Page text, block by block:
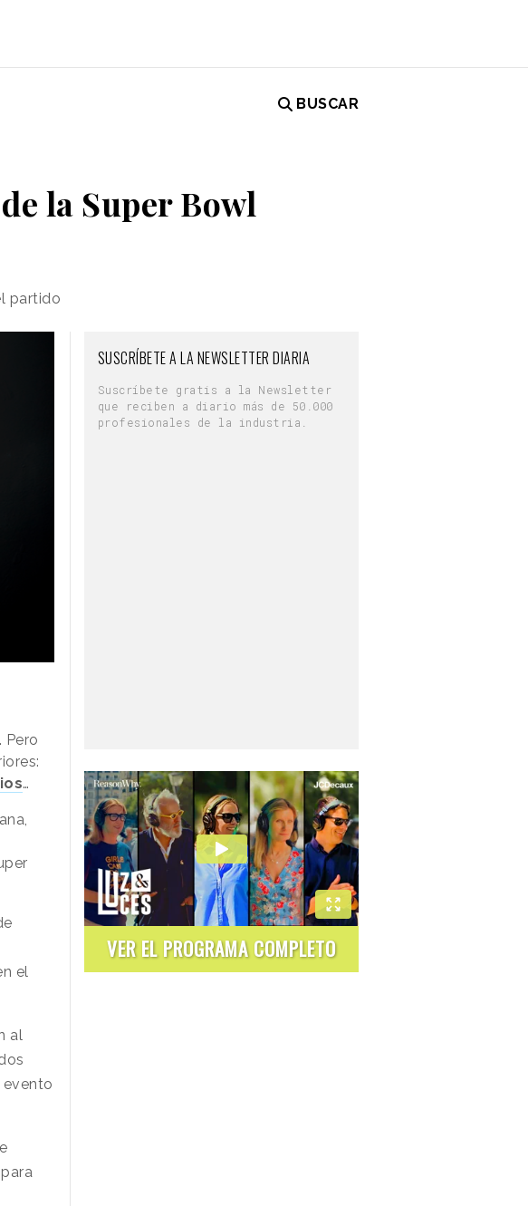
BUSCAR
la Super Bowl
partido
Pero
…
el
al
SUSCRÍBETE A LA NEWSLETTER DIARIA
Suscríbete gratis a la Newsletter
que reciben a diario más de 50.000
profesionales de la industria.
VER EL PROGRAMA COMPLETO